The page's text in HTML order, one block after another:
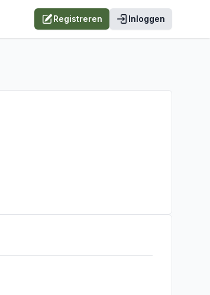
Registreren Inloggen